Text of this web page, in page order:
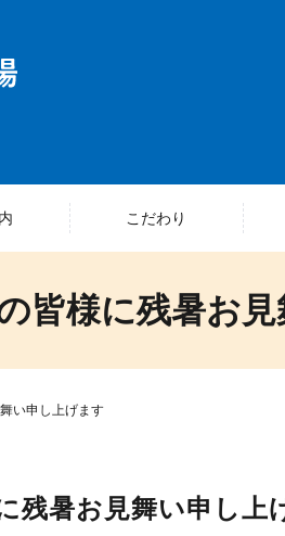
こだわり
皆様に残暑お
い申し上げます
残暑お見舞い申し上